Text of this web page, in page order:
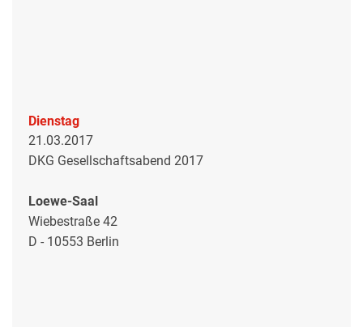
Dienstag
21.03.2017
DKG Gesellschaftsabend 2017
Loewe-Saal
Wiebestraße 42
D - 10553 Berlin